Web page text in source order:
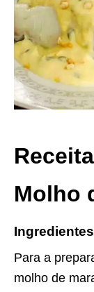
Molho
Para a
molho de